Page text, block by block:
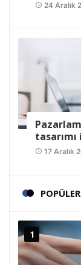
access_time 24 Aralık
access_time 17 Aralık